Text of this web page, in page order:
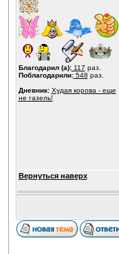
Благодарил (а):117 раз.
Поблагодарили:548 раз.
Дневник: Худая корова - еще
не газель!
Вернуться наверх